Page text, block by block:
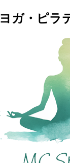
ガ・ピラ